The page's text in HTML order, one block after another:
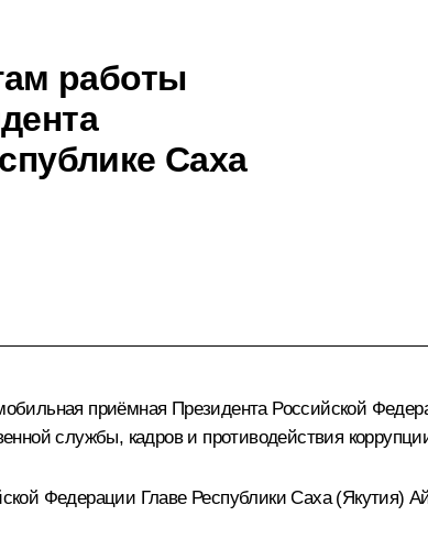
работы
Саха
приёмная Президента Российской
службы, кадров и противодействия
Федерации Главе Республики Саха (Якутия)